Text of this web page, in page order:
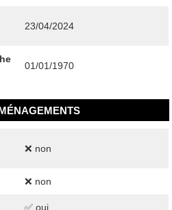
23/04/2024
01/01/1970
❌ non
❌ non
✅ oui